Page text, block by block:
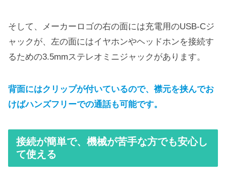
そして、メーカーロゴの右の面には充電用のUSB-Cジ
ャックが、左の面にはイヤホンやヘッドホンを接続す
るための3.5mmステレオミニジャックがあります。
背面にはクリップが付いているので、襟元を挟んでお
けばハンズフリーでの通話も可能です。
接続が簡単で、機械が苦手な方でも安心し
て使える